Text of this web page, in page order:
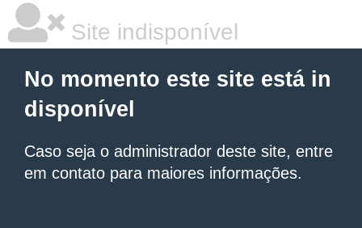
Site indisponível
No momento este site está in
disponível
Caso seja o administrador deste site, entre
em contato para maiores informações.